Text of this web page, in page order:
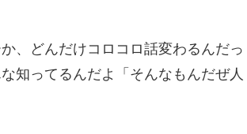
、どんだけコロコロ話変わるんだっ
知ってるんだよ「そんなもんだぜ人